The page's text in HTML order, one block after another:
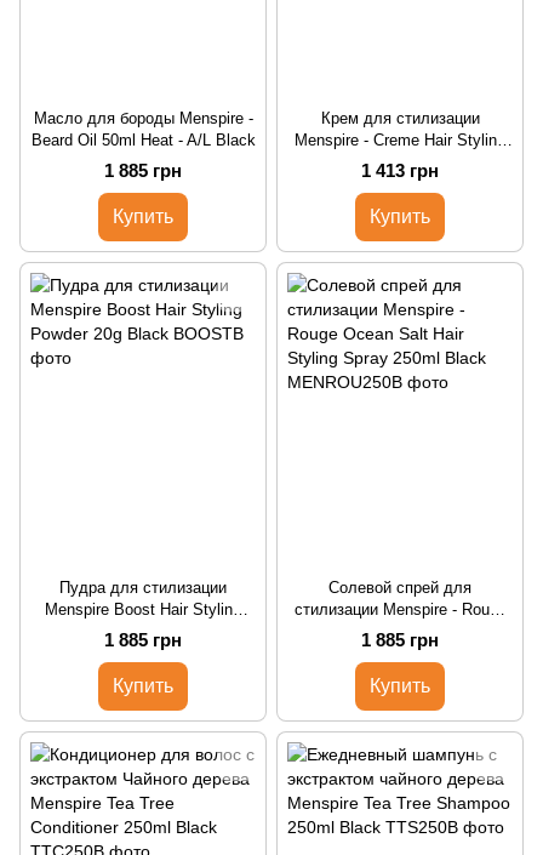
Масло для бороды Menspire -
Beard Oil 50ml Heat - A/L Black
1 885 грн
Купить
Крем для стилизации
Menspire - Creme Hair Styling
Was 100ml Matte Black
1 413 грн
Купить
Пудра для стилизации
Menspire Boost Hair Styling
Powder 20g Black
1 885 грн
Купить
Солевой спрей для
стилизации Menspire - Rouge
Ocean Salt Hair Styling Spray
250ml Black
1 885 грн
Купить